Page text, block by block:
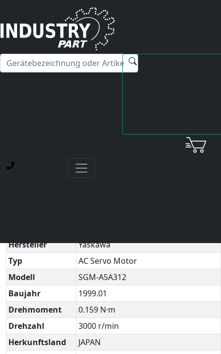
Hallo! Ich kann Ihnen gerne bei Fragen zu unseren
Servicedienstleistungen weiterhelfen.
Startseite YaskawaAC Servo Motor
Hersteller
Yaskawa
Typ
AC Servo Motor
Modell
SGM-A5A312
Baujahr
1999.01
Drehmoment
0.159 N·m
Drehzahl
3000 r/min
Herkunftsland
JAPAN